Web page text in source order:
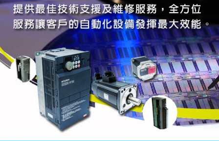
維修照片
維修影片
聯絡我們